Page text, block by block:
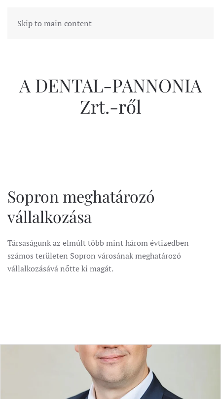
Skip to main content
A DENTAL-PANNONIA
Zrt.-ről
Sopron meghatározó
vállalkozása
Társaságunk az elmúlt több mint három évtizedben
számos területen Sopron városának meghatározó
vállalkozásává nőtte ki magát.